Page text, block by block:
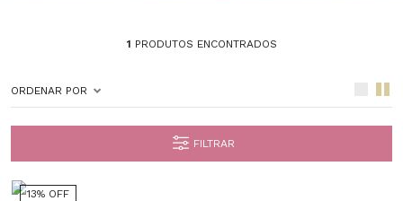
1 PRODUTOS ENCONTRADOS
ORDENAR POR
FILTRAR
13% OFF